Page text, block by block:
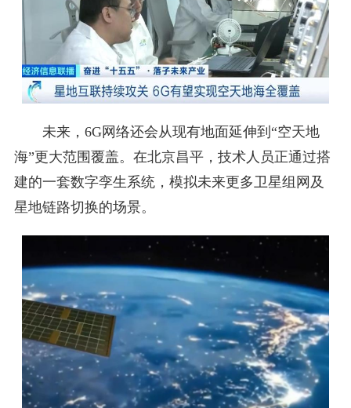
未来，6G网络还会从现有地面延伸到“空天地
海”更大范围覆盖。在北京昌平，技术人员正通过搭
建的一套数字孪生系统，模拟未来更多卫星组网及
星地链路切换的场景。